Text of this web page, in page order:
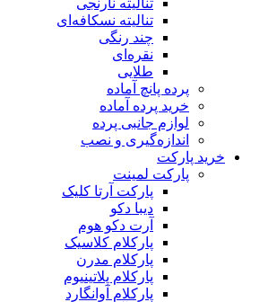
تنالیته نسکافه‌ای
چند رنگی
نقره‌ای
طلایی
پرده پانچ آماده
خرید پرده آماده
لوازم جانبی پرده
اندازه‌گیری و نصب
خرید پارکت
پارکت لمینت
پارکت آرتا کلیک
دیبا دکو
آرت دکو هوم
پارکلام کلاسیک
پارکلام مدرن
پارکلام پلاتینیوم
پارکلام آوانگارد